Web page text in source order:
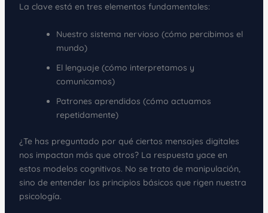
La clave está en tres elementos fundamentales:
Nuestro sistema nervioso (cómo percibimos el
mundo)
El lenguaje (cómo interpretamos y
comunicamos)
Patrones aprendidos (cómo actuamos
repetidamente)
¿Te has preguntado por qué ciertos mensajes digitales
nos impactan más que otros? La respuesta yace en
estos modelos cognitivos. No se trata de manipulación,
sino de entender los principios básicos que rigen nuestra
psicología.